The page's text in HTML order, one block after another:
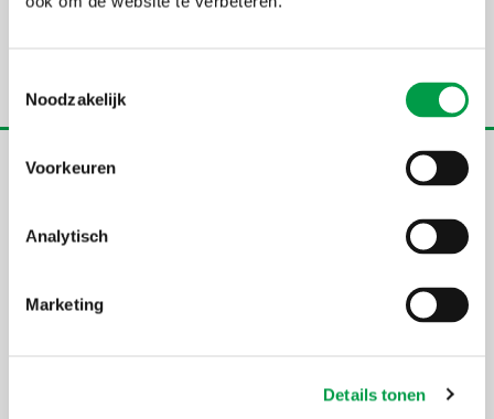
Noodzakelijk
Voorkeuren
Analytisch
Marketing
Details tonen
PARTNERS
Andere projecten Circulaire economie